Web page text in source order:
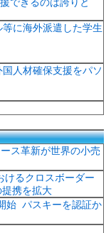
できるのは誇りと
に海外派遣した学生
人材確保支援をパソ
ス革新が世界の小売
けるクロスボーダー
携を拡大
始 パスキーを認証か